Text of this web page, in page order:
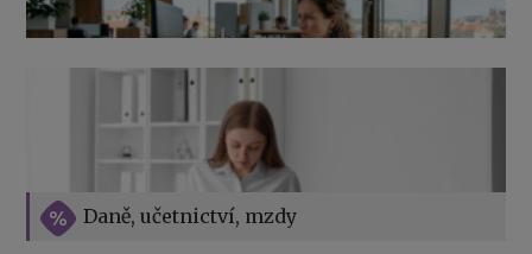
Daně, učetnictví, mzdy
Vše o překážkách v práci na straně zaměstnavatele
Přehledy pro OSSZ a zdravotní pojišťovny – jak na ně
v roce 2026